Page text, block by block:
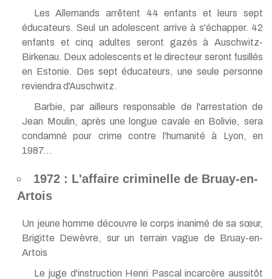
Les Allemands arrêtent 44 enfants et leurs sept
éducateurs. Seul un adolescent arrive à s'échapper. 42
enfants et cinq adultes seront gazés à Auschwitz-
Birkenau. Deux adolescents et le directeur seront fusillés
en Estonie. Des sept éducateurs, une seule personne
reviendra d'Auschwitz.
Barbie, par ailleurs responsable de l'arrestation de
Jean Moulin, après une longue cavale en Bolivie, sera
condamné pour crime contre l'humanité à Lyon, en
1987...
1972 : L'affaire criminelle de Bruay-en-
Artois
Un jeune homme découvre le corps inanimé de sa sœur,
Brigitte Dewèvre, sur un terrain vague de Bruay-en-
Artois
Le juge d'instruction Henri Pascal incarcère aussitôt